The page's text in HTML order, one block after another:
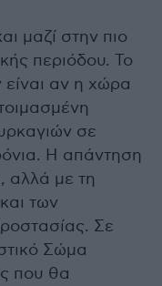
μαζί στην πιο
περιόδου. Το
αν η χώρα
σε
Η απάντηση
αλλά με τη
των
Σε
Σώμα
που θα